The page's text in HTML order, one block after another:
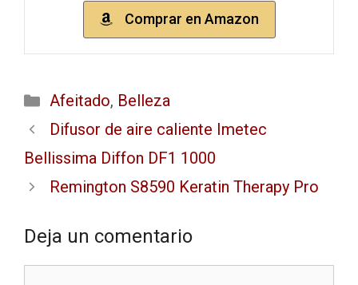
Comprar en Amazon
Afeitado, Belleza
Difusor de aire caliente Imetec
Bellissima Diffon DF1 1000
Remington S8590 Keratin Therapy Pro
Deja un comentario